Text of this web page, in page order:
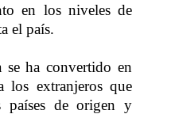
en los niveles de
el país.
se ha convertido en
los extranjeros que
países de origen y